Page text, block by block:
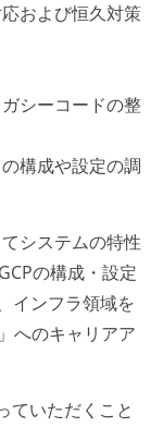
および恒久対策
シーコードの整
構成や設定の調
システムの特性
の構成・設定
インフラ領域を
へのキャリアア
ていただくこと